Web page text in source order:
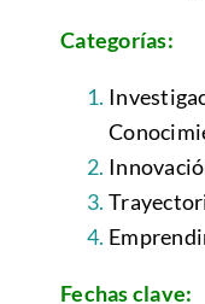
Categorías:
Fechas clave: